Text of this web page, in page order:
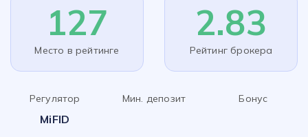
127
Место в рейтинге
2.83
Рейтинг брокера
Регулятор
MiFID
Мин. депозит Бонус